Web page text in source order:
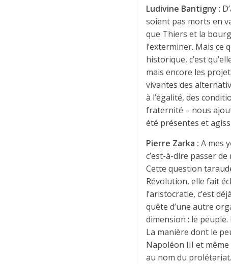
Ludivine Bantigny :
soient pas morts en
que Thiers et la
l’exterminer. Mais ce
historique, c’est
mais encore les
vivantes des
à l’égalité, des
fraternité – nous
été présentes et
Pierre Zarka : A mes
c’est-à-dire passer
Cette question
Révolution, elle fait
l’aristocratie, c’est
quête d’une autre
dimension : le
La manière dont le
Napoléon III et
au nom du